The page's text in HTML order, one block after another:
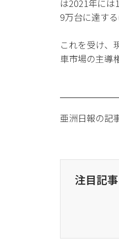
は2021年に
9万台に達す
これを受け、
車市場の主導
亜洲日報の記
注目記事